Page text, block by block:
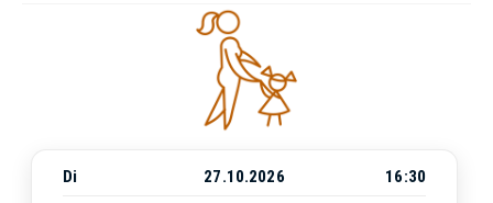
Di 27.10.2026
16:30